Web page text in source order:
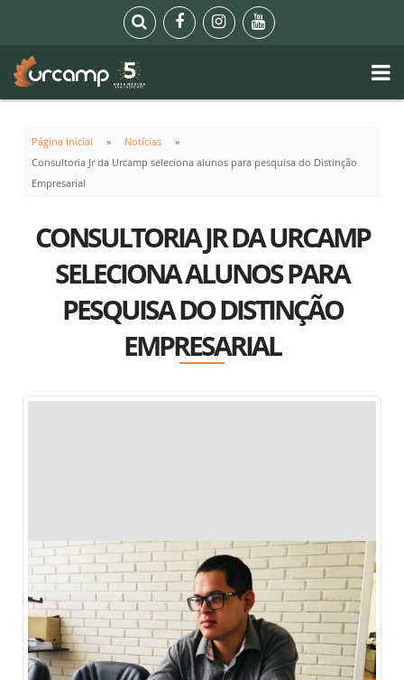
Página Inicial
Notícias
Consultoria Jr da Urcamp seleciona alunos para pesquisa do Distinção
Empresarial
CONSULTORIA JR DA URCAMP
SELECIONA ALUNOS PARA
PESQUISA DO DISTINÇÃO
EMPRESARIAL